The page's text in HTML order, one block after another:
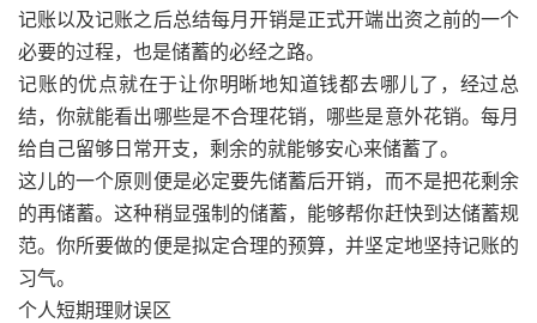
记账以及记账之后总结每月开销是正式开端出资之前的一个
必要的过程，也是储蓄的必经之路。
记账的优点就在于让你明晰地知道钱都去哪儿了，经过总
结，你就能看出哪些是不合理花销，哪些是意外花销。每月
给自己留够日常开支，剩余的就能够安心来储蓄了。
这儿的一个原则便是必定要先储蓄后开销，而不是把花剩余
的再储蓄。这种稍显强制的储蓄，能够帮你赶快到达储蓄规
范。你所要做的便是拟定合理的预算，并坚定地坚持记账的
习气。
个人短期理财误区